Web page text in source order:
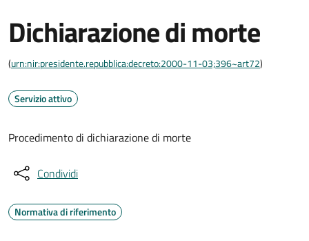
Dichiarazione di morte
(urn:nir:presidente.repubblica:decreto:2000-11-03;396~art72)
Servizio attivo
Procedimento di dichiarazione di morte
Condividi
Normativa di riferimento